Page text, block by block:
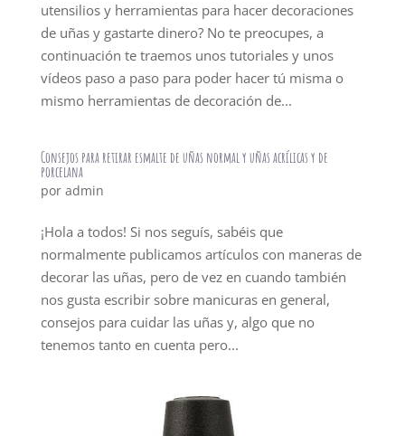
utensilios y herramientas para hacer decoraciones
de uñas y gastarte dinero? No te preocupes, a
continuación te traemos unos tutoriales y unos
vídeos paso a paso para poder hacer tú misma o
mismo herramientas de decoración de...
Consejos para retirar esmalte de uñas normal y uñas acrílicas y de
porcelana
por admin
¡Hola a todos! Si nos seguís, sabéis que
normalmente publicamos artículos con maneras de
decorar las uñas, pero de vez en cuando también
nos gusta escribir sobre manicuras en general,
consejos para cuidar las uñas y, algo que no
tenemos tanto en cuenta pero...